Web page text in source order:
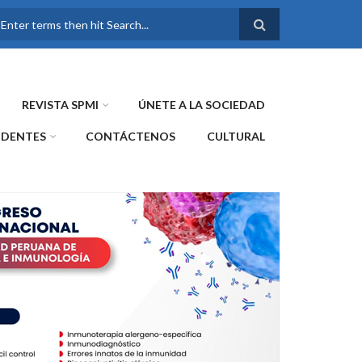
DE
REVISTA SPMI ÚNETE A LA SOCIEDAD
CONTÁCTENOS CULTURAL